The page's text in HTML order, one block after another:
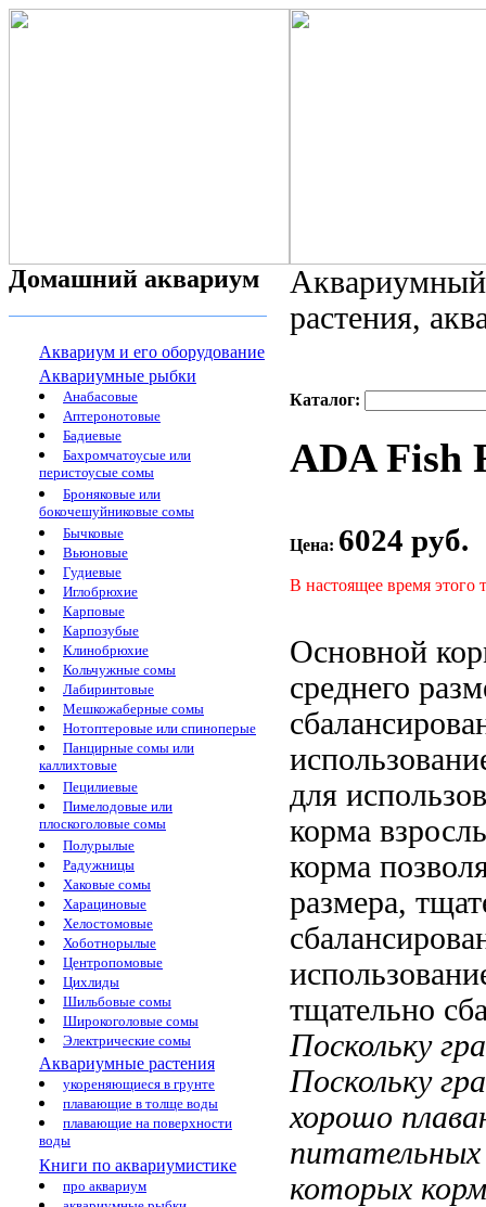
Домашний аквариум
Аквариум и его оборудование
Аквариумные рыбки
Анабасовые
Аптеронотовые
Бадиевые
Бахромчатоусые или
перистоусые сомы
Броняковые или
бокочешуйниковые сомы
Бычковые
Вьюновые
Гудиевые
Иглобрюхие
Карповые
Карпозубые
Клинобрюхие
Кольчужные сомы
Лабиринтовые
Мешкожаберные сомы
Нотоптеровые или спиноперые
Панцирные сомы или
каллихтовые
Пецилиевые
Пимелодовые или
плоскоголовые сомы
Полурылые
Радужницы
Хаковые сомы
Харациновые
Хелостомовые
Хоботнорылые
Центропомовые
Цихлиды
Шильбовые сомы
Широкоголовые сомы
Электрические сомы
Аквариумные растения
укореняющиеся в грунте
плавающие в толще воды
плавающие на поверхности
воды
Книги по аквариумистике
про аквариум
растения,
Каталог:
ADA Fish
Цена: 6024 руб.
В настоящее время этого
Основной
среднего
для
корма
корма
размера,
тщательно
Поскольку
Поскольку
хорошо
которых